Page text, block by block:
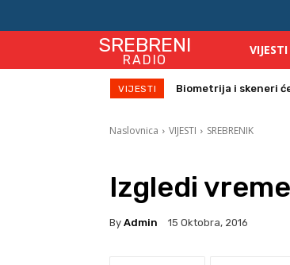
SREBRENI
RADIO
VIJESTI
VIJESTI Počinje isplata
Naslovnica VIJESTI SREBRENIK
Izgledi
By Admin 15 Oktobra, 2016